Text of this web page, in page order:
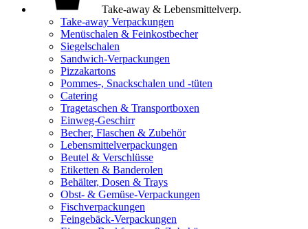
Take-away & Lebensmittelverp.
Take-away Verpackungen
Menüschalen & Feinkostbecher
Siegelschalen
Sandwich-Verpackungen
Pizzakartons
Pommes-, Snackschalen und -tüten
Catering
Tragetaschen & Transportboxen
Einweg-Geschirr
Becher, Flaschen & Zubehör
Lebensmittelverpackungen
Beutel & Verschlüsse
Etiketten & Banderolen
Behälter, Dosen & Trays
Obst- & Gemüse-Verpackungen
Fischverpackungen
Feingebäck-Verpackungen